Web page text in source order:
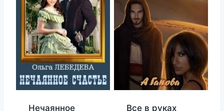
Нечаянное Все в руках